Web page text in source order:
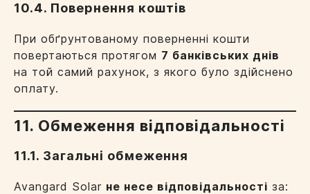
10.4. Повернення коштів
При обґрунтованому поверненні кошти
повертаються протягом 7 банківських днів
на той самий рахунок, з якого було здійснено
оплату.
11. Обмеження відповідальності
11.1. Загальні обмеження
Avangard Solar не несе відповідальності за: